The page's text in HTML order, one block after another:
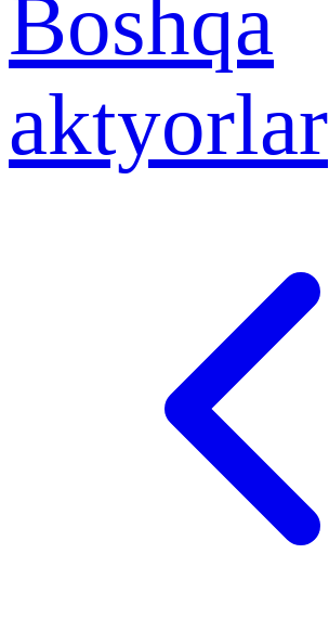
Boshqa
aktyorlar